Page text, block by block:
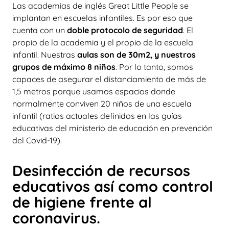
Las academias de inglés Great Little People se
implantan en escuelas infantiles. Es por eso que
cuenta con un doble protocolo de seguridad. El
propio de la academia y el propio de la escuela
infantil. Nuestras aulas son de 30m2, y nuestros
grupos de máximo 8 niños. Por lo tanto, somos
capaces de asegurar el distanciamiento de más de
1,5 metros porque usamos espacios donde
normalmente conviven 20 niños de una escuela
infantil (ratios actuales definidos en las guías
educativas del ministerio de educación en prevención
del Covid-19).
Desinfección de recursos
educativos así como control
de higiene frente al
coronavirus.